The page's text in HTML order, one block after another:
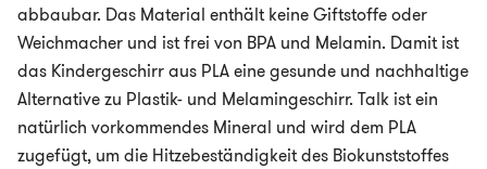
abbaubar. Das Material enthält keine Giftstoffe oder
Weichmacher und ist frei von BPA und Melamin. Damit ist
das Kindergeschirr aus PLA eine gesunde und nachhaltige
Alternative zu Plastik- und Melamingeschirr. Talk ist ein
natürlich vorkommendes Mineral und wird dem PLA
zugefügt, um die Hitzebeständigkeit des Biokunststoffes